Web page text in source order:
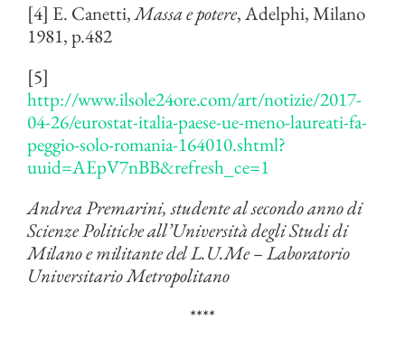
[4] E. Canetti,Massa e potere, Adelphi, Milano
1981, p.482
[5]
http://www.ilsole24ore.com/art/notizie/2017-
04-26/eurostat-italia-paese-ue-meno-laureati-fa-
peggio-solo-romania-164010.shtml?
uuid=AEpV7nBB&refresh_ce=1
Andrea Premarini, studente al secondo anno di
Scienze Politiche all’Università degli Studi di
Milano e militante del L.U.Me – Laboratorio
Universitario Metropolitano
****